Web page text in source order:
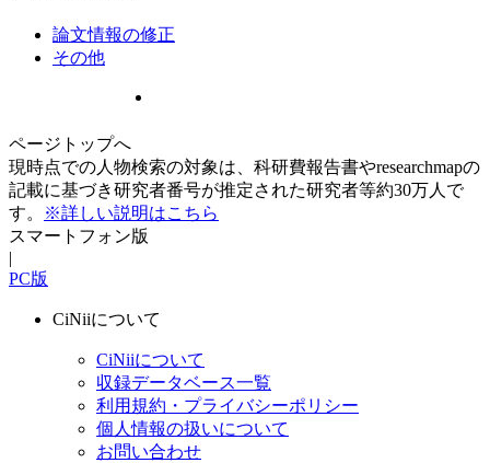
論文情報の修正
その他
ページトップへ
現時点での人物検索の対象は、科研費報告書やresearchmapの
記載に基づき研究者番号が推定された研究者等約30万人で
す。
※詳しい説明はこちら
スマートフォン版
|
PC版
CiNiiについて
CiNiiについて
収録データベース一覧
利用規約・プライバシーポリシー
個人情報の扱いについて
お問い合わせ